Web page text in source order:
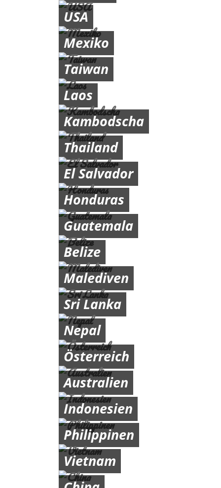
USA
Mexiko
Taiwan
Laos
Kambodscha
Thailand
El Salvador
Honduras
Guatemala
Belize
Malediven
Sri Lanka
Nepal
Österreich
Australien
Indonesien
Philippinen
Vietnam